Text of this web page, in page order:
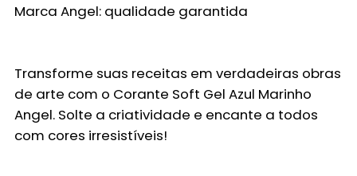
Marca Angel: qualidade garantida
Transforme suas receitas em verdadeiras obras
de arte com o Corante Soft Gel Azul Marinho
Angel. Solte a criatividade e encante a todos
com cores irresistíveis!